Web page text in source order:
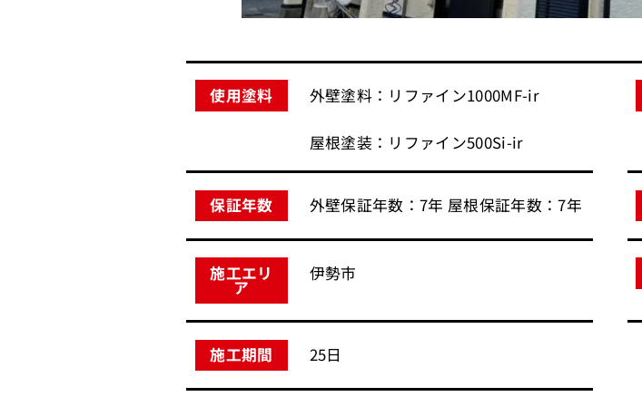
使用塗料 外壁塗料：リファイン1000MF-ir
屋根塗装：リファイン500Si-ir
保証年数 外壁保証年数：7年 屋根保証年数：7年
施工エリ
ア
伊勢市
施工期間 25日